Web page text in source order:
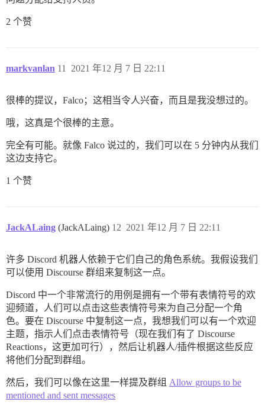
2 个赞
markvanlan 2021 年12 月 7 日 22:11
11
很棒的提议，Falco；这相当令人兴奋，而且是我没想过的。
哦，这真是个很棒的主意。
完全有可能。就像 Falco 说过的，我们可以在 5 分钟内从我们
这边支持它。
1 个赞
JackALaing (JackALaing) 2021 年12 月 7 日 22:11
12
许多 Discord 机器人依赖于它们自己的角色系统。我假设我们
可以使用 Discourse 群组来复制这一点。
Discord 中一个非常流行的用例是拥有一个带有表情符号的欢
迎频道，人们可以点击这些表情符号来为自己分配一个角
色。要在 Discourse 中复制这一点，我想我们可以有一个欢迎
主题，指示人们点击表情符号（现在我们有了 Discourse
Reactions，这更加可行），然后让机器人/插件根据这些反应
将他们分配到群组。
然后，我们可以像在这里一样提及群组 Allow groups to be
mentioned and sent messages